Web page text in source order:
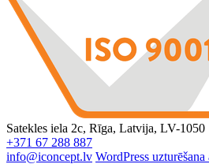
Satekles iela 2c, Rīga, Latvija, LV-1050
+371 67 288 887
info@iconcept.lv WordPress